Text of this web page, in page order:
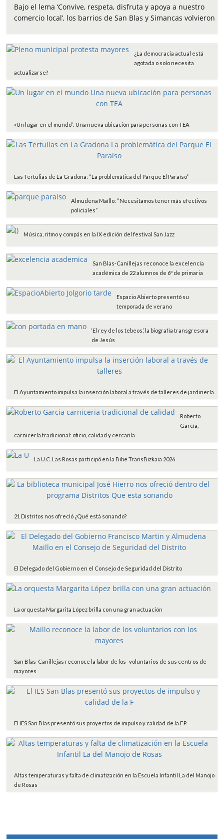
c
e
o
i
t
r
a
t
p
p
a
i
m
p
t
Bajo el lema ‘Convive, respeta, disfruta y apoya a nuestro
comercio local’, los barrios de San Blas y Simancas volvieron
¿La democracia actual está
agotada o solo necesita
actualizarse?
«Un lugar en el mundo”: Una nueva ubicación para personas con TEA
Las Tertulias de La Gradona: “La problemática del Parque El Paraíso”
Almudena Maíllo: “Necesitamos tener más efectivos
policiales”
Música, ritmo y compás en la IX edición del festival San Jazz
San Blas-Canillejas reconoce la excelencia
académica de 22 alumnos de 6º de primaria
Espacio Abierto presentó su
temporada de verano
‘El rey de los tebeos’, la biografía transgresora
de Jesús
El Ayuntamiento impulsa la inserción laboral a través de talleres de jardinería
Roberto
García,
carnicería tradicional: oficio, calidad y cercanía
La U.C. Las Rosas participó en la Bibe TransBizkaia 2026
21 Distritos nos ofrecIó ¿Qué está sonando?
El Delegado del Gobierno en el Consejo de Seguridad del Distrito
La orquesta Margarita López brilla con una gran actuación
San Blas-Canillejas reconoce la labor de los voluntarios de sus centros de
mayores
El IES San Blas presentó sus proyectos de impulso y calidad de la F.P.
Altas temperaturas y falta de climatización en la Escuela Infantil La del Manojo
de Rosas